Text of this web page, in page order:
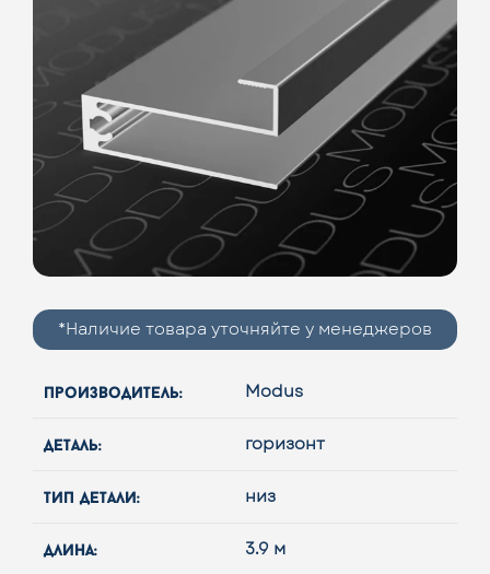
*Наличие товара уточняйте у менеджеров
производитель: Modus
деталь: горизонт
тип детали: низ
длина: 3.9 м